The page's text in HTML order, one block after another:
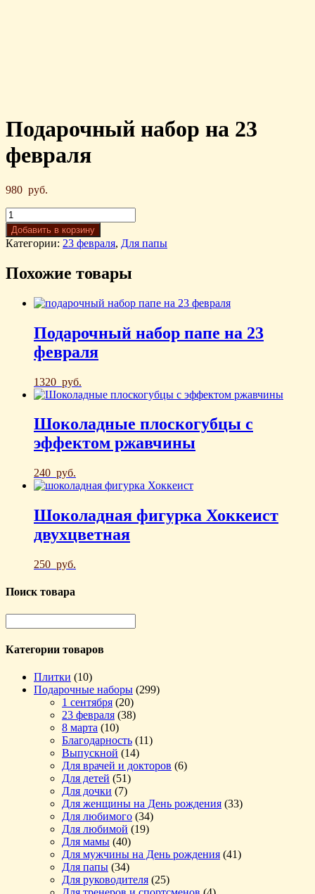
Подарочный набор на 23
февраля
980 руб.
Добавить в корзину
Категории: 23 февраля, Для папы
Похожие товары
Подарочный набор папе на 23
февраля
1320 руб.
Шоколадные плоскогубцы с
эффектом ржавчины
240 руб.
Шоколадная фигурка Хоккеист
двухцветная
250 руб.
Поиск товара
Категории товаров
Плитки (10)
Подарочные наборы (299)
1 сентября (20)
23 февраля (38)
8 марта (10)
Благодарность (11)
Выпускной (14)
Для врачей и докторов (6)
Для детей (51)
Для дочки (7)
Для женщины на День рождения (33)
Для любимого (34)
Для любимой (19)
Для мамы (40)
Для мужчины на День рождения (41)
Для папы (34)
Для руководителя (25)